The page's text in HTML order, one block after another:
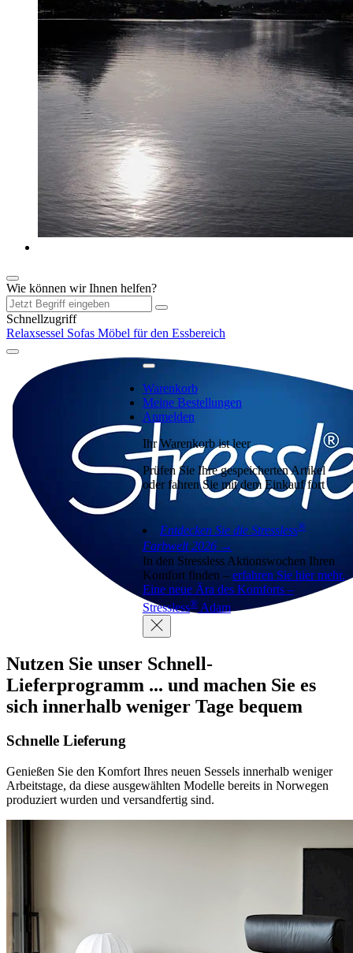
Wie können wir Ihnen helfen?
Schnellzugriff
Relaxsessel Sofas Möbel für den Essbereich
Warenkorb
Meine Bestellungen
Anmelden
Ihr Warenkorb ist leer
Prüfen Sie Ihre gespeicherten Artikel
oder fahren Sie mit dem Einkauf fort
Entdecken Sie die Stressless®
Farbwelt 2026 →
In den Stressless Aktionswochen Ihren
Komfort finden – erfahren Sie hier mehr.
Eine neue Ära des Komforts –
Stressless®Adam
Nutzen Sie unser Schnell-
Lieferprogramm ... und machen Sie es
sich innerhalb weniger Tage bequem
Schnelle Lieferung
Genießen Sie den Komfort Ihres neuen Sessels innerhalb weniger
Arbeitstage, da diese ausgewählten Modelle bereits in Norwegen
produziert wurden und versandfertig sind.